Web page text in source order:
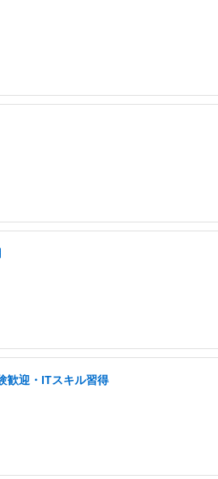
歓迎・ITスキル習得